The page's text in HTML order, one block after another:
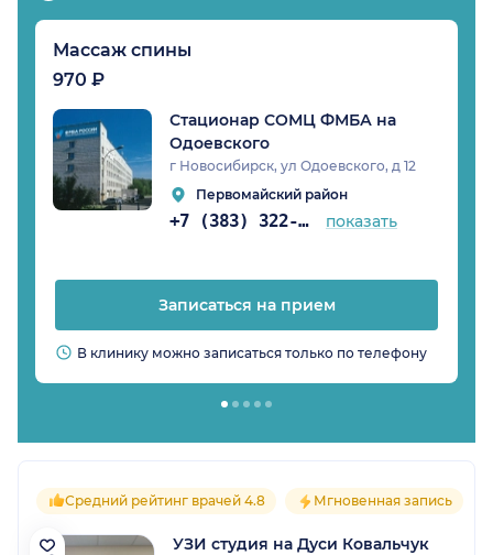
Массаж спины
970 ₽
Стационар СОМЦ ФМБА на
Одоевского
г Новосибирск, ул Одоевского, д 12
Первомайский район
+7 (383) 322-51-13 показать
Записаться на прием
В клинику можно записаться только по телефону
Средний рейтинг врачей 4.8 Мгновенная запись
УЗИ студия на Дуси Ковальчук